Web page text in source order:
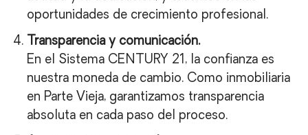
oportunidades de crecimiento profesional.
Transparencia y comunicación.
En el Sistema CENTURY 21, la confianza es
nuestra moneda de cambio. Como inmobiliaria
en Parte Vieja, garantizamos transparencia
absoluta en cada paso del proceso.